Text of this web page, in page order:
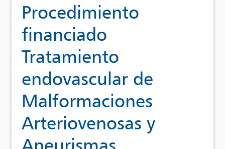
Procedimiento
financiado
Tratamiento
endovascular de
Malformaciones
Arteriovenosas y
Aneurismas